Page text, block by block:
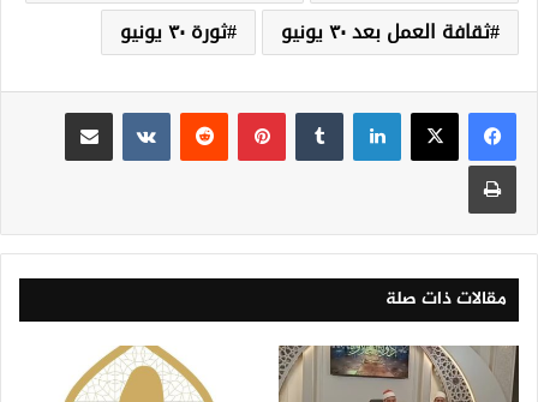
ثقافة العمل بعد ٣٠ يونيو
ثورة ٣٠ يونيو
لينكدإن بينتيريست
مقالات ذات صلة